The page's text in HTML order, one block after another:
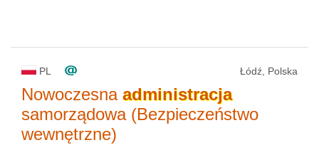
PL Łódź, Polska
Nowoczesna administracja
samorządowa (Bezpieczeństwo
wewnętrzne)